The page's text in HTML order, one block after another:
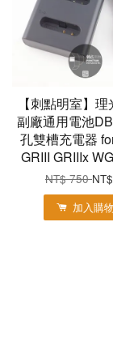
【刺點明室】
副廠通用電池
孔雙槽充電器
GRIII GRIIIx
NT$ 750
加入購